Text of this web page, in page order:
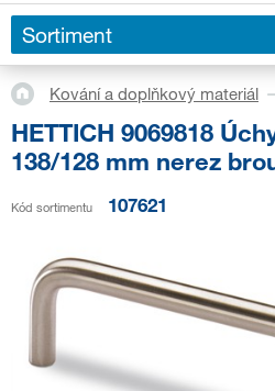
Sortiment
Kování a doplňkový materiál
HETTICH 9069818
138/128 mm nerez
Kód sortimentu 107621